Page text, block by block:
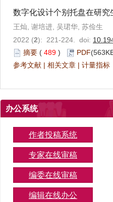
数字化设计个别托盘在研
王灿, 谢培进, 吴珺华, 苏俭生
2022 (2): 221-224. doi:
摘要 ( 489 ) PDF
参考文献 | 相关文章 | 计量指标
办公系统
作者投稿系统
专家在线审稿
编委在线审稿
编辑在线办公